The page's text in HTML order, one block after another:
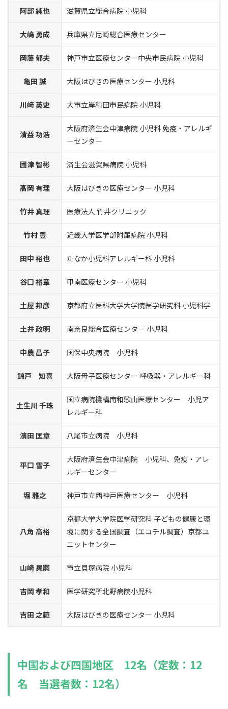
阿部 純也 滋賀県立総合病院 小児科
大嶋 勇成 兵庫県立尼崎総合医療センター
岡藤 郁夫 神戸市立医療センター中央市民病院 小児科
亀田 誠 大阪はびきの医療センター 小児科
川﨑 英史 大市立岸和田市民病院 小児科
清益 功浩
大阪府済生会中津病院 小児科 免疫・アレルギ
ーセンター
國津 智彬 済生会滋賀県病院 小児科
髙岡 有理 大阪はびきの医療センター 小児科
竹井 真理 医療法人 竹井クリニック
竹村 豊 近畿大学医学部附属病院 小児科
田中 裕也 たなか小児科アレルギー科 小児科
谷口 裕章 甲南医療センター 小児科
土屋 邦彦 京都府立医科大学大学院医学研究科 小児科学
土井 政明 南奈良総合医療センター 小児科
中農 昌子 国保中央病院 小児科
錦戸 知喜 大阪母子医療センター 呼吸器・アレルギー科
土生川 千珠
国立病院機構南和歌山医療センター 小児ア
レルギー科
濱田 匡章 八尾市立病院 小児科
平口 雪子
大阪府済生会中津病院 小児科、免疫・アレ
ルギーセンター
堀 雅之 神戸市立西神戸医療センター 小児科
八角 高裕
京都大学大学院医学研究科 子どもの健康と環
境に関する全国調査（エコチル調査）京都ユ
ニットセンター
山崎 晃嗣 市立貝塚病院 小児科
吉岡 孝和 医学研究所北野病院小児科
吉田 之範 大阪はびきの医療センター 小児科
中国および四国地区 12名（定数：12
名 当選者数：12名）